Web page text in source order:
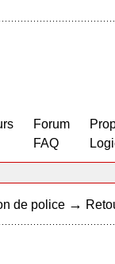
Forum
FAQ
de police →